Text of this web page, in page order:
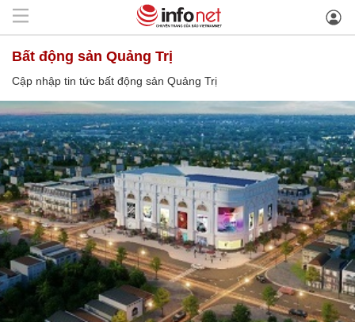
bất động sản Quảng Trị
Cập nhập tin tức bất động sản Quảng Trị